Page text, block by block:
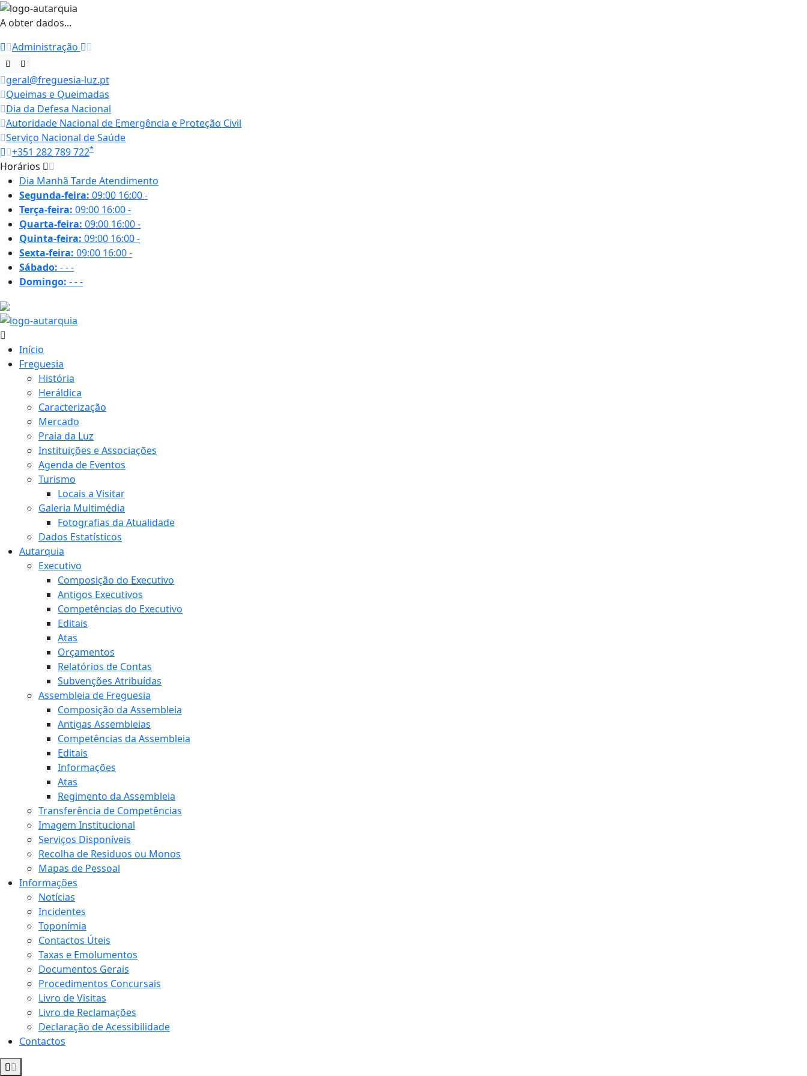
A obter dados...
Administração
geral@freguesia-luz.pt
Queimas e Queimadas
Dia da Defesa Nacional
Autoridade Nacional de Emergência e Proteção Civil
Serviço Nacional de Saúde
+351 282 789 722*
Horários
Dia Manhã TardeAtendimento
Segunda-feira: 09:00 16:00-
Terça-feira: 09:00 16:00-
Quarta-feira: 09:00 16:00-
Quinta-feira: 09:00 16:00-
Sexta-feira: 09:00 16:00-
Sábado: ---
Domingo: ---
Início
Freguesia
História
Heráldica
Caracterização
Mercado
Praia da Luz
Instituições e Associações
Agenda de Eventos
Turismo
Locais a Visitar
Galeria Multimédia
Fotografias da Atualidade
Dados Estatísticos
Autarquia
Executivo
Composição do Executivo
Antigos Executivos
Competências do Executivo
Editais
Atas
Orçamentos
Relatórios de Contas
Subvenções Atribuídas
Assembleia de Freguesia
Composição da Assembleia
Antigas Assembleias
Competências da Assembleia
Editais
Informações
Atas
Regimento da Assembleia
Transferência de Competências
Imagem Institucional
Serviços Disponíveis
Recolha de Residuos ou Monos
Mapas de Pessoal
Informações
Notícias
Incidentes
Toponímia
Contactos Úteis
Taxas e Emolumentos
Documentos Gerais
Procedimentos Concursais
Livro de Visitas
Livro de Reclamações
Declaração de Acessibilidade
Contactos